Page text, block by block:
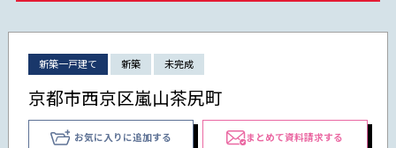
新築一戸建て 新築 未完成
京都市西京区嵐山茶尻町
お気に入りに追加する まとめて資料請求する